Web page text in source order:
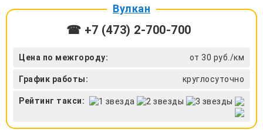
Вулкан
☎ +7 (473) 2-700-700
Цена по межгороду: от 30 руб./км
График работы: круглосуточно
Рейтинг такси: